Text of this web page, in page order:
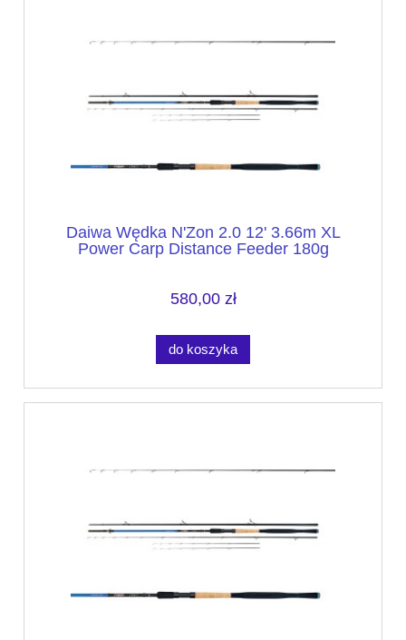
Daiwa Wędka N'Zon 2.0 12' 3.66m XL
Power Carp Distance Feeder 180g
580,00 zł
do koszyka